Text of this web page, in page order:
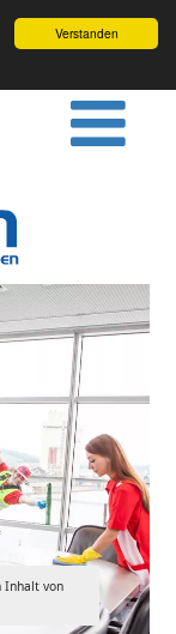
Verstanden
Inhalt von